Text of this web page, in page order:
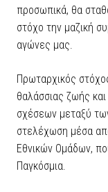
προσωπικά, θα
στόχο την μαζική
αγώνες μας.
Πρωταρχικός
θαλάσσιας ζωής
σχέσεων μεταξύ
στελέχωση μέσα
Εθνικών Ομάδων,
Παγκόσμια.